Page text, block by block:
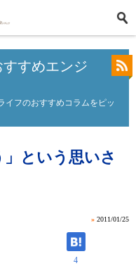
すめエンジ
イフのおすすめコラムをピッ
」という思いさ
» 2011/01/25
4